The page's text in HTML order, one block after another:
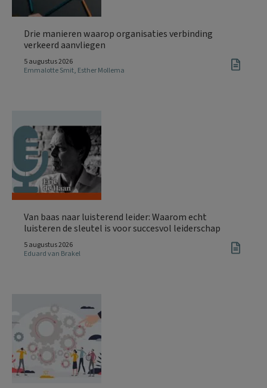
Drie manieren waarop organisaties verbinding
verkeerd aanvliegen
5 augustus 2026
Emmalotte Smit, Esther Mollema
Van baas naar luisterend leider: Waarom echt
luisteren de sleutel is voor succesvol leiderschap
5 augustus 2026
Eduard van Brakel